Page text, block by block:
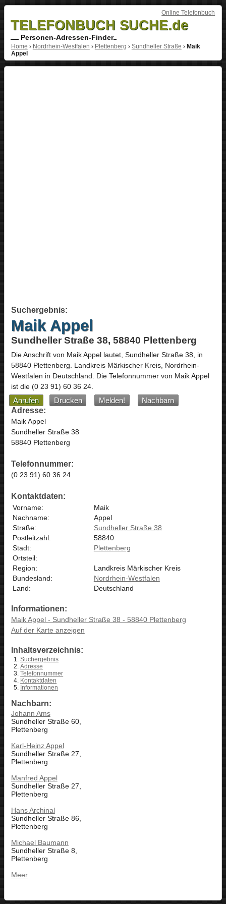
Online Telefonbuch
TELEFONBUCH SUCHE.de
Personen-Adressen-Finder
Home › Nordrhein-Westfalen › Plettenberg › Sundheller Straße › Maik
Appel
Suchergebnis:
Maik Appel
Sundheller Straße 38, 58840 Plettenberg
Die Anschrift von Maik Appellautet, Sundheller Straße 38, in
58840 Plettenberg. Landkreis Märkischer Kreis, Nordrhein-
Westfalen in Deutschland. Die Telefonnummer von Maik Appel
ist die (0 23 91) 60 36 24.
Anrufen Drucken Melden!
Nachbarn
Adresse:
Maik Appel
Sundheller Straße 38
58840 Plettenberg
Telefonnummer:
(0 23 91) 60 36 24
Kontaktdaten:
Vorname:
Maik
Nachname:
Appel
Straße:
Sundheller Straße 38
Postleitzahl:
58840
Stadt:
Plettenberg
Ortsteil:
Region:
Landkreis Märkischer Kreis
Bundesland:
Nordrhein-Westfalen
Land:
Deutschland
Informationen:
Maik Appel - Sundheller Straße 38 - 58840 Plettenberg
Auf der Karte anzeigen
Inhaltsverzeichnis:
Suchergebnis
Adresse
Telefonnummer
Kontaktdaten
Informationen
Nachbarn:
Johann Ams
Sundheller Straße 60,
Plettenberg
Karl-Heinz Appel
Sundheller Straße 27,
Plettenberg
Manfred Appel
Sundheller Straße 27,
Plettenberg
Hans Archinal
Sundheller Straße 86,
Plettenberg
Michael Baumann
Sundheller Straße 8,
Plettenberg
Meer